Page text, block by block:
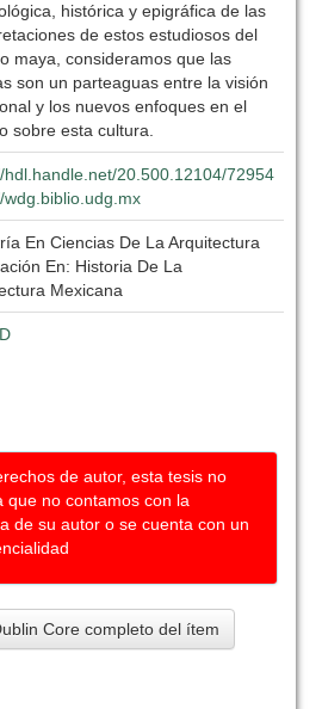
histórica y epigráfica de las
de estos estudiosos del
maya, consideramos que las
son un parteaguas entre la visión
y los nuevos enfoques en el
sobre esta cultura.
hdl.handle.net/20.500.12104/72954
wdg.biblio.udg.mx
En Ciencias De La Arquitectura
En: Historia De La
Mexicana
de autor, esta tesis no
que no contamos con la
de su autor o se cuenta con un
Core completo del ítem